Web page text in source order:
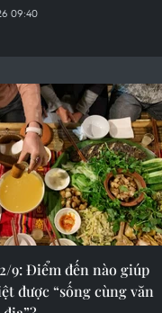
09:40
9: Điểm đến nào giúp
được “sống cùng văn